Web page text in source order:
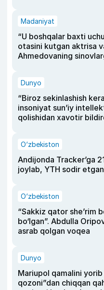
Madaniyat
“U boshqalar baxti
otasini kutgan aktrisa
Ahmedovaning
Dunyo
“Biroz sekinlashish
insoniyat sun’iy
qolishidan xavotir
O‘zbekiston
Andijonda Tracker’ga
joylab, YTH sodir
O‘zbekiston
“Sakkiz qator she’rim
bo‘lgan”. Abdulla
asrab qolgan voqea
Dunyo
Mariupol qamalini yorib
qozoni”dan chiqqan